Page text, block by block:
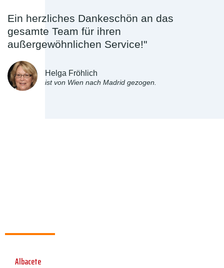
Ein herzliches Dankeschön an das
gesamte Team für ihren
außergewöhnlichen Service!"
Helga Fröhlich
ist von Wien nach Madrid gezogen.
Albacete